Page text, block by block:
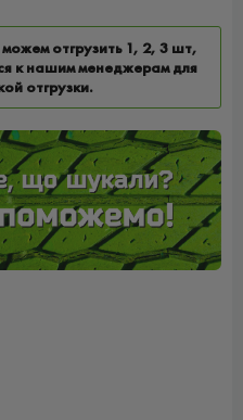
отгрузить 1, 2, 3 шт,
к нашим менеджерам для
отгрузки.